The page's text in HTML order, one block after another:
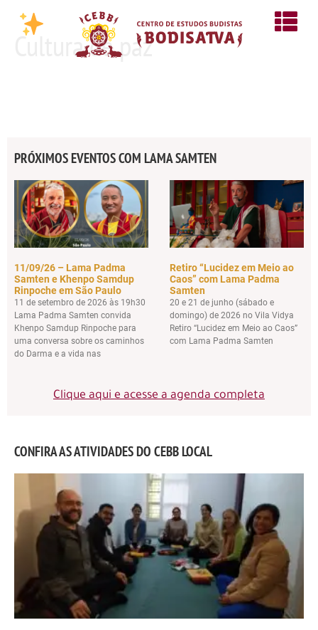
Cultura de paz
PRÓXIMOS EVENTOS COM LAMA SAMTEN
11/09/26 – Lama Padma
Samten e Khenpo Samdup
Rinpoche em São Paulo
11 de setembro de 2026 às 19h30
Lama Padma Samten convida
Khenpo Samdup Rinpoche para
uma conversa sobre os caminhos
do Darma e a vida nas
Retiro “Lucidez em Meio ao
Caos” com Lama Padma
Samten
20 e 21 de junho (sábado e
domingo) de 2026 no Vila Vidya
Retiro “Lucidez em Meio ao Caos”
com Lama Padma Samten
Clique aqui e acesse a agenda completa
CONFIRA AS ATIVIDADES DO CEBB LOCAL